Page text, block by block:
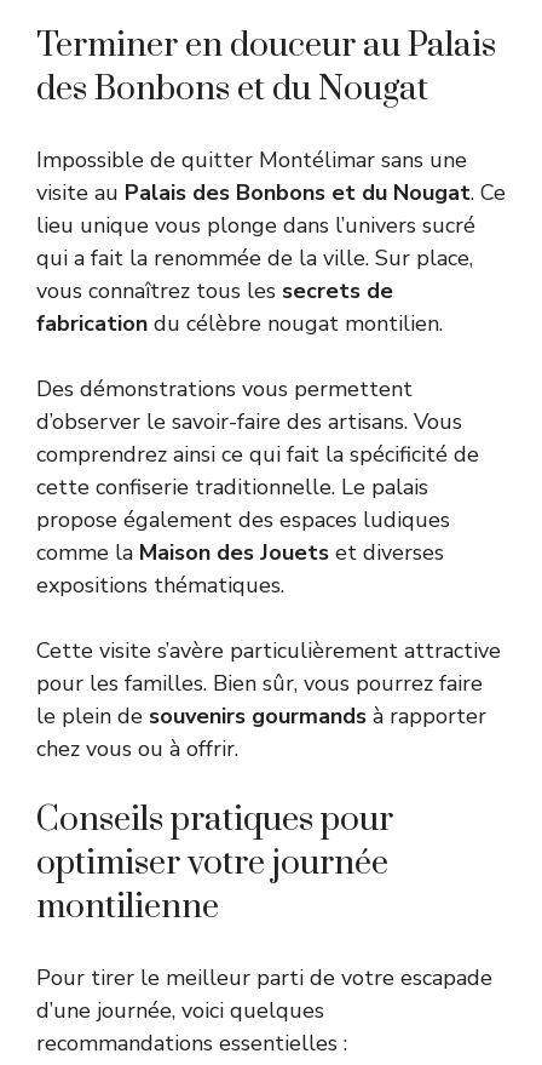
Terminer en douceur au Palais
des Bonbons et du Nougat
Impossible de quitter Montélimar sans une
visite au Palais des Bonbons et du Nougat. Ce
lieu unique vous plonge dans l’univers sucré
qui a fait la renommée de la ville. Sur place,
vous connaîtrez tous les secrets de
fabrication du célèbre nougat montilien.
Des démonstrations vous permettent
d’observer le savoir-faire des artisans. Vous
comprendrez ainsi ce qui fait la spécificité de
cette confiserie traditionnelle. Le palais
propose également des espaces ludiques
comme la Maison des Jouets et diverses
expositions thématiques.
Cette visite s’avère particulièrement attractive
pour les familles. Bien sûr, vous pourrez faire
le plein de souvenirs gourmands à rapporter
chez vous ou à offrir.
Conseils pratiques pour
optimiser votre journée
montilienne
Pour tirer le meilleur parti de votre escapade
d’une journée, voici quelques
recommandations essentielles :